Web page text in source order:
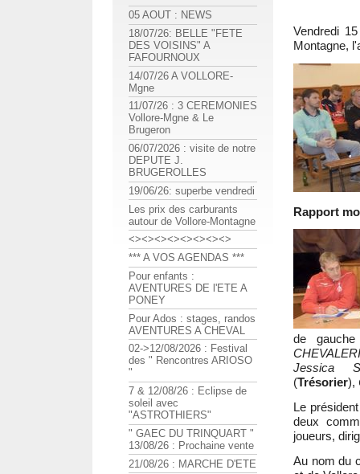
Vendredi
Montagne,
Rapport
de
Jessica
(Trésorier),
Le
deux
joueurs,
Au nom du
05 AOUT : NEWS
18/07/26: BELLE "FETE
DES VOISINS" A
FAFOURNOUX
14/07/26 A VOLLORE-
Mgne
11/07/26 : 3 CEREMONIES
Vollore-Mgne & Le
Brugeron
06/07/2026 : visite de notre
DEPUTE J.
BRUGEROLLES
19/06/26: superbe vendredi
Les prix des carburants
autour de Vollore-Montagne
<><><><><><><><>
*** A VOS AGENDAS ***
Pour enfants :
AVENTURES DE l'ETE A
PONEY
Pour Ados : stages, randos
AVENTURES A CHEVAL
02->12/08/2026 : Festival
des " Rencontres ARIOSO
"
7 & 12/08/26 : Eclipse de
soleil avec
"ASTROTHIERS"
" GAEC DU TRINQUART "
13/08/26 : Prochaine vente
21/08/26 : MARCHE D'ETE